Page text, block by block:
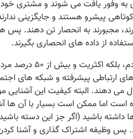
به وفور یافت می شوند و مشتری خود
پیشرو هستند و جایگزینی
مجبورند به انحصار تن دهند.
از داده های انحصاری بگیرند.
آشنا شدن مردم
ارتباطی پیشرفته و شبکه های
می دهند. البته کیفیت این آشنایی
اما ممکن است بسیار با آن ها
داشته باشید (اگر جز این دسته
پس وظیفه اشتراک گذاری و آشنا